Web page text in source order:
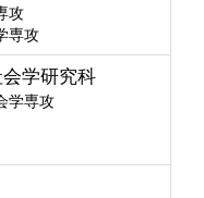
攻
専攻
学研究科
学専攻